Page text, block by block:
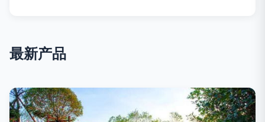
最新产品